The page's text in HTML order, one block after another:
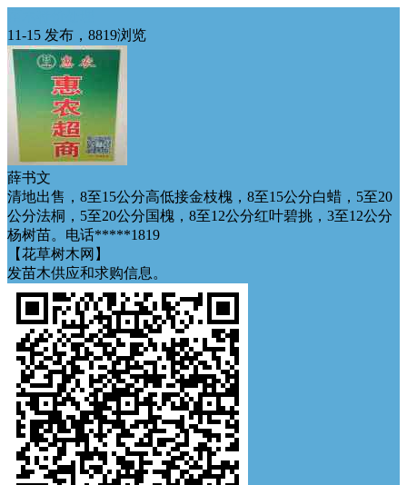
11-15 发布，8819浏览
薛书文
清地出售，8至15公分高低接金枝槐，8至15公分白蜡，5至20
公分法桐，5至20公分国槐，8至12公分红叶碧挑，3至12公分
杨树苗。电话*****1819
【花草树木网】
发苗木供应和求购信息。